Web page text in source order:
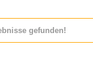
gefunden!